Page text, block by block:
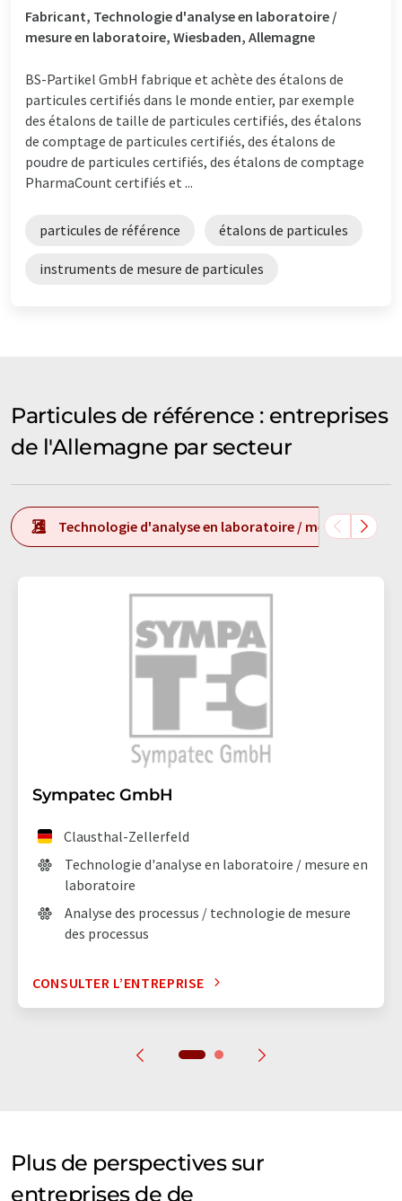
Fabricant, Technologie d'analyse en laboratoire /
mesure en laboratoire, Wiesbaden, Allemagne
BS-Partikel GmbH fabrique et achète des étalons de
particules certifiés dans le monde entier, par exemple
des étalons de taille de particules certifiés, des étalons
de comptage de particules certifiés, des étalons de
poudre de particules certifiés, des étalons de comptage
PharmaCount certifiés et ...
particules de référence étalons de particules
instruments de mesure de particules
Particules de référence : entreprises
de l'Allemagne par secteur
Technologie d'analyse en laboratoire / mesure en
Sympatec GmbH
Clausthal-Zellerfeld
Technologie d'analyse en laboratoire / mesure en
laboratoire
Analyse des processus / technologie de mesure
des processus
CONSULTER L’ENTREPRISE
Plus de perspectives sur
entreprises de de